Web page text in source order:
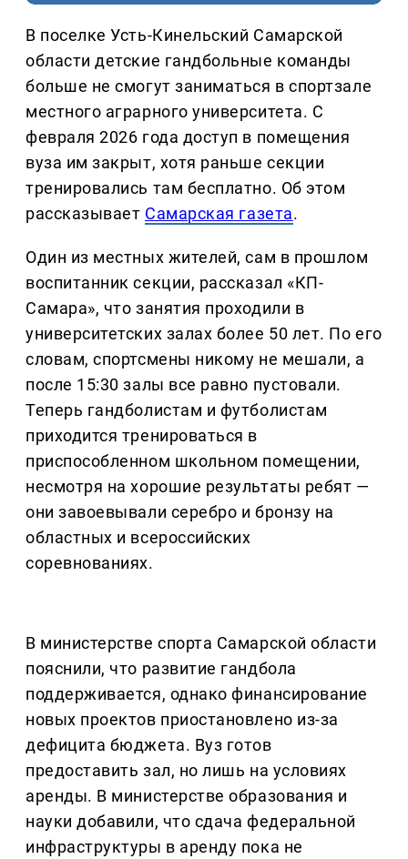
В поселке Усть-Кинельский Самарской
области детские гандбольные команды
больше не смогут заниматься в спортзале
местного аграрного университета. С
февраля 2026 года доступ в помещения
вуза им закрыт, хотя раньше секции
тренировались там бесплатно. Об этом
рассказывает Самарская газета.
Один из местных жителей, сам в прошлом
воспитанник секции, рассказал «КП-
Самара», что занятия проходили в
университетских залах более 50 лет. По его
словам, спортсмены никому не мешали, а
после 15:30 залы все равно пустовали.
Теперь гандболистам и футболистам
приходится тренироваться в
приспособленном школьном помещении,
несмотря на хорошие результаты ребят —
они завоевывали серебро и бронзу на
областных и всероссийских
соревнованиях.
В министерстве спорта Самарской области
пояснили, что развитие гандбола
поддерживается, однако финансирование
новых проектов приостановлено из-за
дефицита бюджета. Вуз готов
предоставить зал, но лишь на условиях
аренды. В министерстве образования и
науки добавили, что сдача федеральной
инфраструктуры в аренду пока не